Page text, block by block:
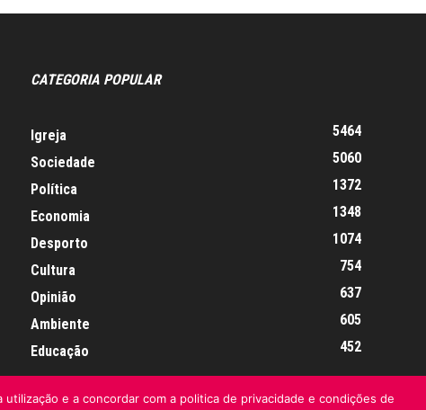
CATEGORIA POPULAR
Igreja
5464
Sociedade
5060
Política
1372
Economia
1348
Desporto
1074
Cultura
754
Opinião
637
Ambiente
605
Educação
452
e a concordar com a politica de privacidade e condições de